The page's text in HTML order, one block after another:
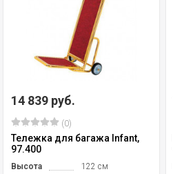
14 839 руб.
(0)
Тележка для багажа Infant,
97.400
Высота
122 см